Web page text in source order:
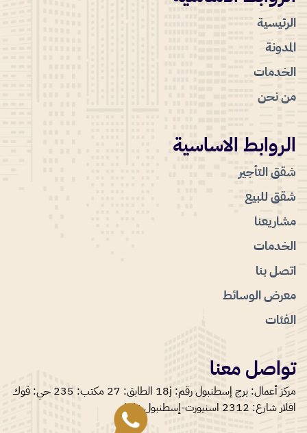
الرئيسية
المدونة
الخدمات
من نحن
الروابط الاساسية
شقق التأجير
شقق للبيع
مشاريعنا
الخدمات
اتصل بنا
معرض الوسائط
الفئات
تواصل معنا
مركز أعمال: برج إسطنبول رقم: 18j الطابق: 27 مكتب: 235 حي: قوك
افلار شارع: 2312 اسنيورت-إسطنبول-تركيا.